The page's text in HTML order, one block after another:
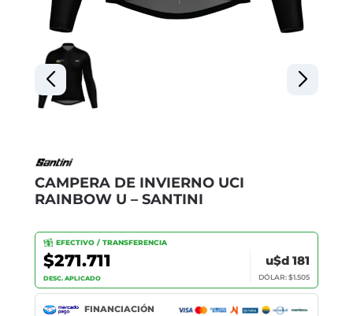
CAMPERA DE INVIERNO UCI
RAINBOW U – SANTINI
EFECTIVO / TRANSFERENCIA
$271.711
DESC. APLICADO
u$d 181
DÓLAR: $1.505
FINANCIACIÓN